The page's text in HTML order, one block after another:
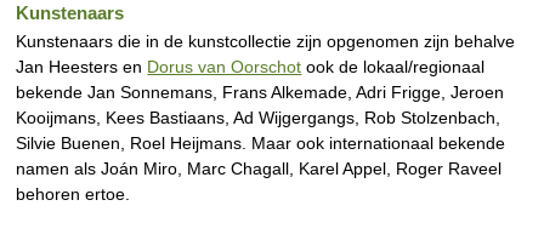
Kunstenaars
Kunstenaars die in de kunstcollectie zijn opgenomen zijn behalve
Jan Heesters en Dorus van Oorschot ook de lokaal/regionaal
bekende Jan Sonnemans, Frans Alkemade, Adri Frigge, Jeroen
Kooijmans, Kees Bastiaans, Ad Wijgergangs, Rob Stolzenbach,
Silvie Buenen, Roel Heijmans. Maar ook internationaal bekende
namen als Joán Miro, Marc Chagall, Karel Appel, Roger Raveel
behoren ertoe.